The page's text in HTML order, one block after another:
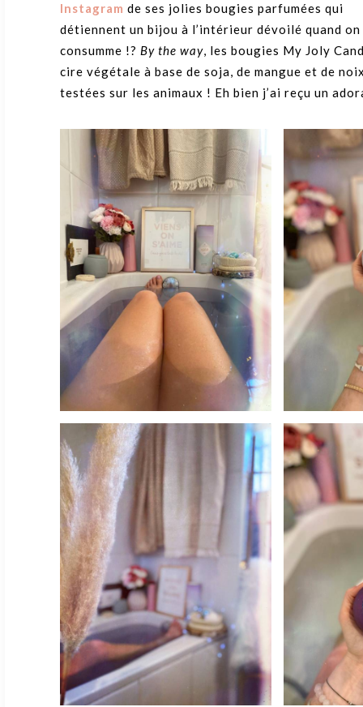
Instagram de ses jolies bougies parfumées qui
détiennent un bijou à l’intérieur dévoilé quand on
consumme !? By the way, les bougies My Joly
cire végétale à base de soja, de mangue et de
testées sur les animaux ! Eh bien j’ai reçu un